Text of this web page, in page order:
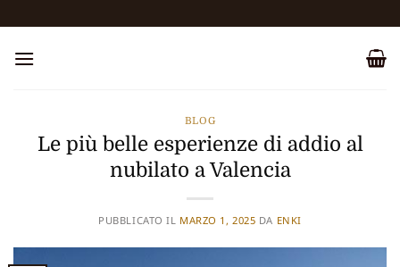
ai
contenuti
BLOG
Le più belle esperienze di addio al
nubilato a Valencia
PUBBLICATO IL MARZO 1, 2025 DA ENKI